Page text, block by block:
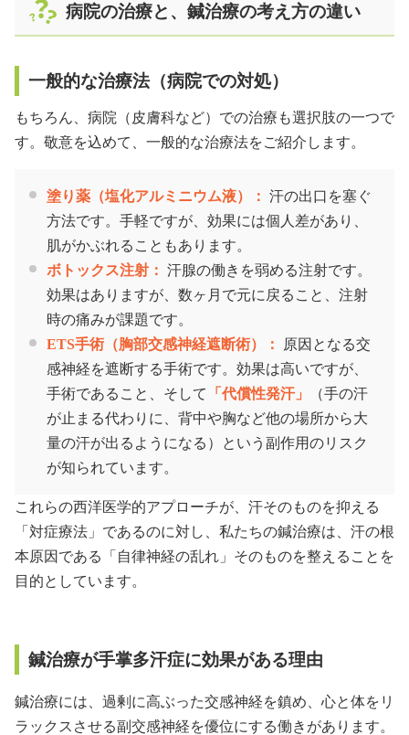
病院の治療と、鍼治療の考え方の違い
一般的な治療法（病院での対処）
もちろん、病院（皮膚科など）での治療も選択肢の一つで
す。敬意を込めて、一般的な治療法をご紹介します。
塗り薬（塩化アルミニウム液）： 汗の出口を塞ぐ
方法です。手軽ですが、効果には個人差があり、
肌がかぶれることもあります。
ボトックス注射： 汗腺の働きを弱める注射です。
効果はありますが、数ヶ月で元に戻ること、注射
時の痛みが課題です。
ETS手術（胸部交感神経遮断術）：
原因となる交
感神経を遮断する手術です。効果は高いですが、
手術であること、そして
「代償性発汗」
（手の汗
が止まる代わりに、背中や胸など他の場所から大
量の汗が出るようになる）という副作用のリスク
が知られています。
これらの西洋医学的アプローチが、汗そのものを抑える
「対症療法」であるのに対し、私たちの鍼治療は、汗の根
本原因である「自律神経の乱れ」そのものを整えることを
目的としています。
鍼治療が手掌多汗症に効果がある理由
鍼治療には、過剰に高ぶった交感神経を鎮め、心と体をリ
ラックスさせる副交感神経を優位にする働きがあります。